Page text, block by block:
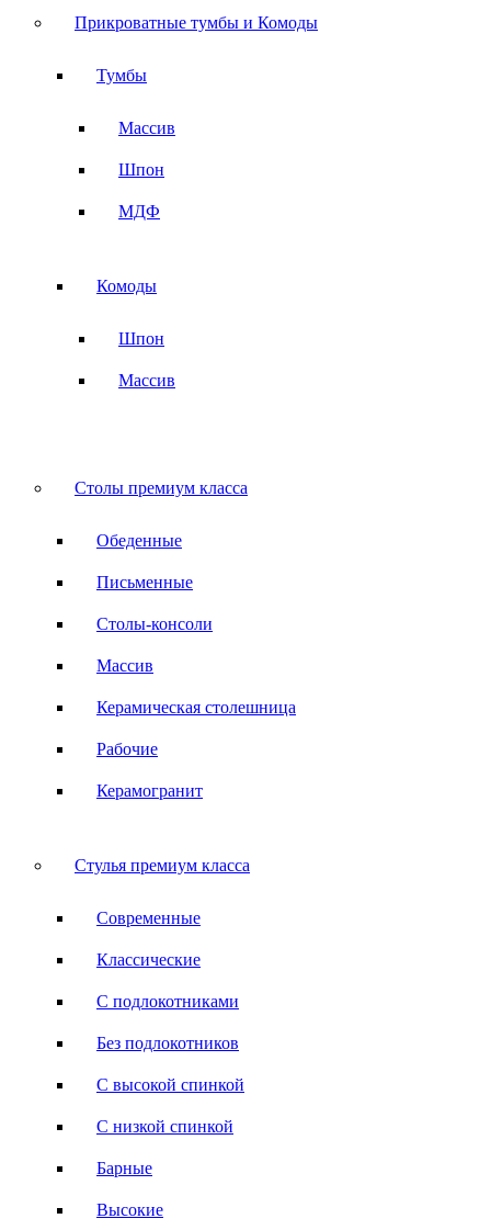
Прикроватные тумбы и Комоды
Тумбы
Массив
Шпон
МДФ
Комоды
Шпон
Массив
Столы премиум класса
Обеденные
Письменные
Столы-консоли
Массив
Керамическая столешница
Рабочие
Керамогранит
Стулья премиум класса
Современные
Классические
С подлокотниками
Без подлокотников
С высокой спинкой
С низкой спинкой
Барные
Высокие